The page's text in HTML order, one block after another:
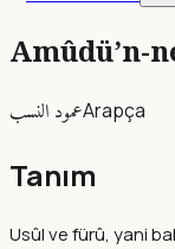
Amûdü’n-
عمود النسبArapça
Tanım
Usûl ve fürû, yani